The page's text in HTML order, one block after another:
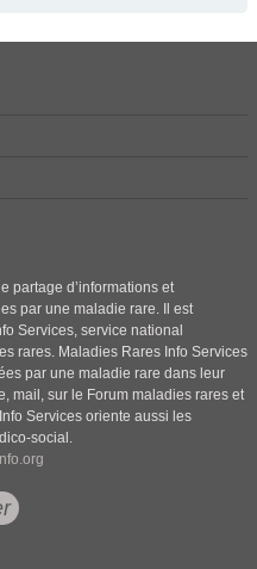
partage d’informations et
par une maladie rare. Il est
Services, service national
rares. Maladies Rares Info Services
par une maladie rare dans leur
mail, sur le Forum maladies rares et
Services oriente aussi les
social.